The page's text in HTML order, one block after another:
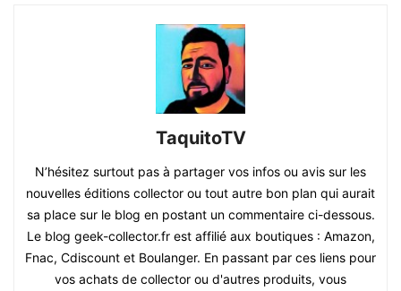
TaquitoTV
N’hésitez surtout pas à partager vos infos ou avis sur les
nouvelles éditions collector ou tout autre bon plan qui aurait
sa place sur le blog en postant un commentaire ci-dessous.
Le blog geek-collector.fr est affilié aux boutiques : Amazon,
Fnac, Cdiscount et Boulanger. En passant par ces liens pour
vos achats de collector ou d'autres produits, vous